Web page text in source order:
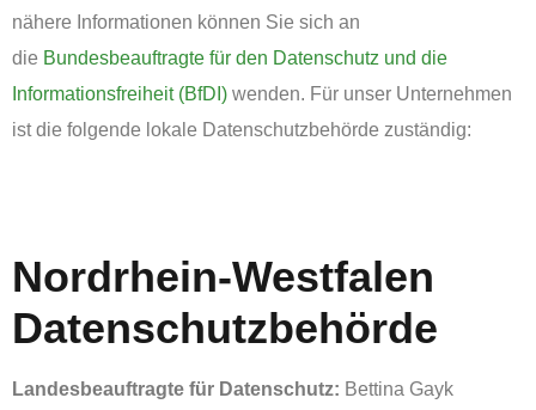
nähere Informationen können Sie sich an
die Bundesbeauftragte für den Datenschutz und die
Informationsfreiheit (BfDI) wenden. Für unser Unternehmen
ist die folgende lokale Datenschutzbehörde zuständig:
Nordrhein-Westfalen
Datenschutzbehörde
Landesbeauftragte für Datenschutz: Bettina Gayk